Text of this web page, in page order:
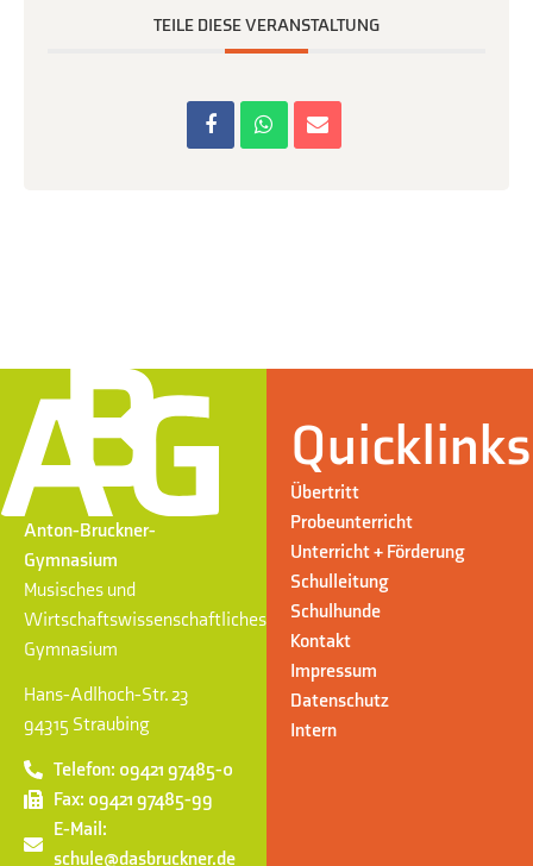
TEILE DIESE VERANSTALTUNG
Anton-Bruckner-
Gymnasium
Musisches und
Wirtschaftswissenschaftliches
Gymnasium
Hans-Adlhoch-Str. 23
94315 Straubing
Telefon: 09421 97485-0
Fax: 09421 97485-99
E-Mail:
schule@dasbruckner.de
Quicklinks
Übertritt
Probeunterricht
Unterricht + Förderung
Schulleitung
Schulhunde
Kontakt
Impressum
Datenschutz
Intern